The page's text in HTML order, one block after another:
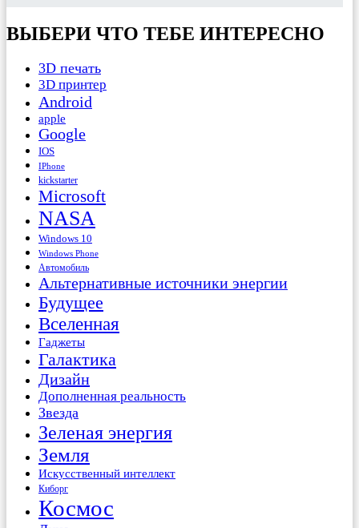
ВЫБЕРИ ЧТО ТЕБЕ ИНТЕРЕСНО
3D печать
3D принтер
Android
apple
Google
IOS
IPhone
kickstarter
Microsoft
NASA
Windows 10
Windows Phone
Автомобиль
Альтернативные источники энергии
Будущее
Вселенная
Гаджеты
Галактика
Дизайн
Дополненная реальность
Звезда
Зеленая энергия
Земля
Искусственный интеллект
Киборг
Космос